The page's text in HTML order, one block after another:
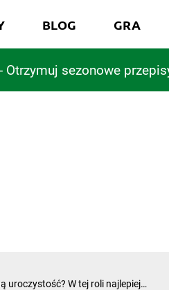
Otrzymuj sezonowe
BLOG GRA
uroczystość? W tej roli najlepiej